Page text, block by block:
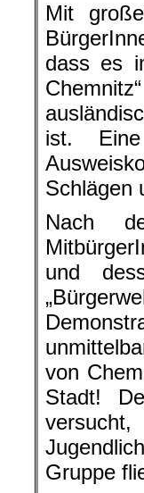
Mit
dass es
ist.
Schlägen
Nach
und
von
Stadt!
Gruppe